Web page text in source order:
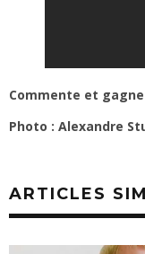
Commente et
Photo : Alexandre
ARTICLES